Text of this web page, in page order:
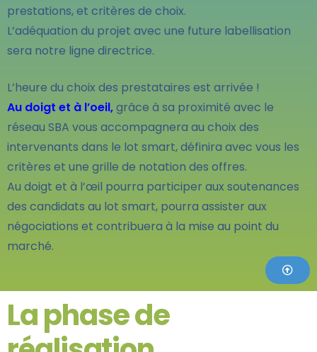
prestations, et critères de choix.
L’adéquation du projet avec une future labellisation
sera notre ligne directrice.
L’heure du choix des prestataires est arrivée !
Au doigt et à l’oeil,grâce à sa proximité avec le
réseau SBA vous accompagnera au choix des
intervenants dans le lot smart, définira avec vous les
critères et une grille de notation des offres.
Au doigt et à l’œil pourra participer aux soutenances
des candidats au lot smart, pourra assister aux
négociations et contribuera à la mise au point du
marché.
La phase de